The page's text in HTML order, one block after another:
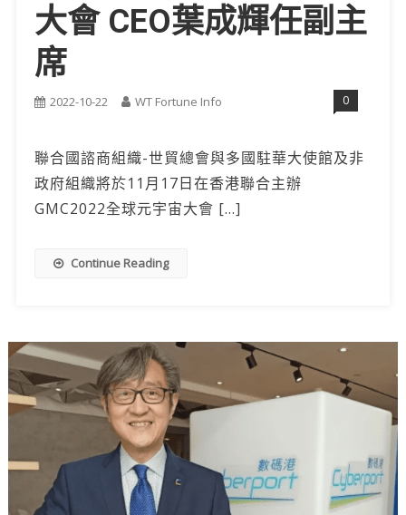
大會 CEO葉成輝任副主
席
2022-10-22 WT Fortune Info 0
聯合國諮商組織-世貿總會與多國駐華大使館及非
政府組織將於11月17日在香港聯合主辦
GMC2022全球元宇宙大會 […]
Continue Reading